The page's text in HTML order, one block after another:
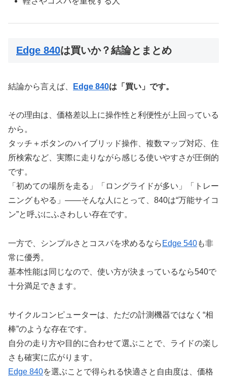
Edge 840は買いか？結論とまとめ
結論から言えば、 Edge 840は「買い」です。
その理由は、価格差以上に操作性と利便性が上回っている
から。
タッチ＋ボタンのハイブリッド操作、複数マップ対応、住
所検索など、実際に走りながら感じる使いやすさが圧倒的
です。
「初めての場所を走る」「ロングライドが多い」「トレー
ニングもやる」――そんな人にとって、840は“万能サイコ
ン”と呼ぶにふさわしい存在です。
一方で、シンプルさとコスパを求めるなら Edge 540も非
常に優秀。
基本性能は同じなので、使い方が決まっているなら540で
十分満足できます。
サイクルコンピューターは、ただの計測機器ではなく“相
棒”のような存在です。
自分の走り方や目的に合わせて選ぶことで、ライドの楽し
さも確実に広がります。
Edge 840を選ぶことで得られる快適さと自由度は、価格